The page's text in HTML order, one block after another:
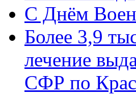
C Днём
Более 3,9
лечение
СФР по